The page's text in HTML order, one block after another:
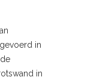
in
in